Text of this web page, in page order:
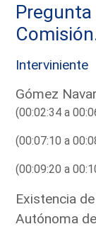
Interviniente
Gómez
(00:02:34 a
(00:07:10 a
(00:09:20 a
Existencia
Autónoma